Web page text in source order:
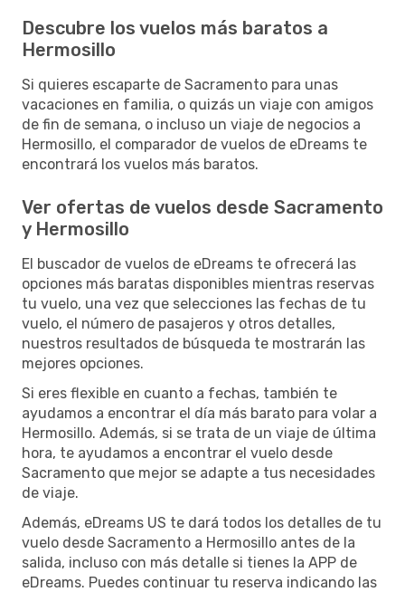
Descubre los vuelos más baratos a
Hermosillo
Si quieres escaparte de Sacramento para unas
vacaciones en familia, o quizás un viaje con amigos
de fin de semana, o incluso un viaje de negocios a
Hermosillo, el comparador de vuelos de eDreams te
encontrará los vuelos más baratos.
Ver ofertas de vuelos desde Sacramento
y Hermosillo
El buscador de vuelos de eDreams te ofrecerá las
opciones más baratas disponibles mientras reservas
tu vuelo, una vez que selecciones las fechas de tu
vuelo, el número de pasajeros y otros detalles,
nuestros resultados de búsqueda te mostrarán las
mejores opciones.
Si eres flexible en cuanto a fechas, también te
ayudamos a encontrar el día más barato para volar a
Hermosillo. Además, si se trata de un viaje de última
hora, te ayudamos a encontrar el vuelo desde
Sacramento que mejor se adapte a tus necesidades
de viaje.
Además, eDreams US te dará todos los detalles de tu
vuelo desde Sacramento a Hermosillo antes de la
salida, incluso con más detalle si tienes la APP de
eDreams. Puedes continuar tu reserva indicando las